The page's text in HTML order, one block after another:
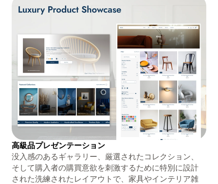
高級品プレゼンテーション
没入感のあるギャラリー、厳選されたコレクション、
そして購入者の購買意欲を刺激するために特別に設計
された洗練されたレイアウトで、家具やインテリア雑